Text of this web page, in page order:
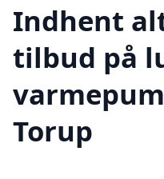
Indhent
tilbud på
Torup